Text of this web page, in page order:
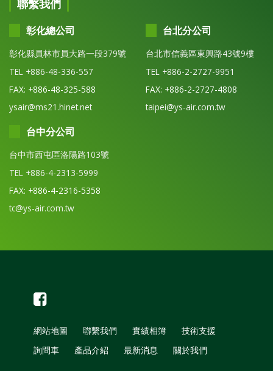
聯繫我們
彰化總公司
彰化縣員林市員大路一段379號
TEL +886-48-336-557
FAX: +886-48-325-588
ysair@ms21.hinet.net
台北分公司
台北市信義區東興路43號9樓
TEL +886-2-2727-9951
FAX: +886-2-2727-4808
taipei@ys-air.com.tw
台中分公司
台中市西屯區洛陽路103號
TEL +886-4-2313-5999
FAX: +886-4-2316-5358
tc@ys-air.com.tw
網站地圖 聯繫我們 實績相簿
技術支援
詢問車
產品介紹 最新消息 關於我們